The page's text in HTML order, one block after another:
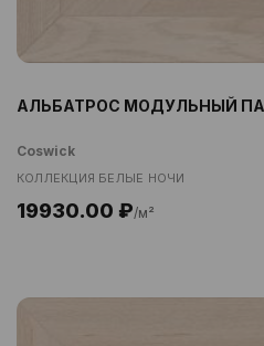
АЛЬБАТРОС МОДУЛЬНЫЙ
Coswick
КОЛЛЕКЦИЯ БЕЛЫЕ НОЧИ
19930.00 ₽/м²